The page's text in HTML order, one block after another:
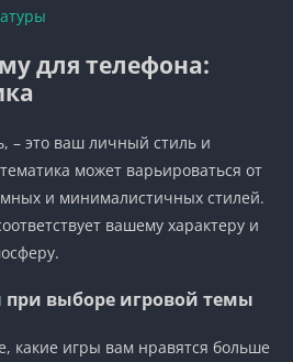
для телефона:
– это ваш личный стиль и
может варьироваться от
и минималистичных стилей.
вашему характеру и
выборе игровой темы
какие игры вам нравятся больше